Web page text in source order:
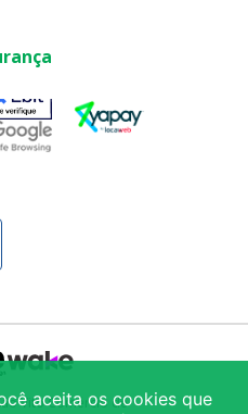
Vito Comércio de
aceita os cookies que